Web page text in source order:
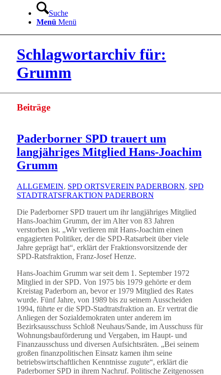
Suche
Menü Menü
Schlagwortarchiv für:
Grumm
Beiträge
Paderborner SPD trauert um
langjähriges Mitglied Hans-Joachim
Grumm
ALLGEMEIN, SPD ORTSVEREIN PADERBORN, SPD
STADTRATSFRAKTION PADERBORN
Die Paderborner SPD trauert um ihr langjähriges Mitglied
Hans-Joachim Grumm, der im Alter von 83 Jahren
verstorben ist. „Wir verlieren mit Hans-Joachim einen
engagierten Politiker, der die SPD-Ratsarbeit über viele
Jahre geprägt hat“, erklärt der Fraktionsvorsitzende der
SPD-Ratsfraktion, Franz-Josef Henze.
Hans-Joachim Grumm war seit dem 1. September 1972
Mitglied in der SPD. Von 1975 bis 1979 gehörte er dem
Kreistag Paderborn an, bevor er 1979 Mitglied des Rates
wurde. Fünf Jahre, von 1989 bis zu seinem Ausscheiden
1994, führte er die SPD-Stadtratsfraktion an. Er vertrat die
Anliegen der Sozialdemokraten unter anderem im
Bezirksausschuss Schloß Neuhaus/Sande, im Ausschuss für
Wohnungsbauförderung und Vergaben, im Haupt- und
Finanzausschuss und diversen Aufsichtsräten. „Bei seinem
großen finanzpolitischen Einsatz kamen ihm seine
betriebswirtschaftlichen Kenntnisse zugute“, erklärt die
Paderborner SPD in ihrem Nachruf. Politische Zeitgenossen